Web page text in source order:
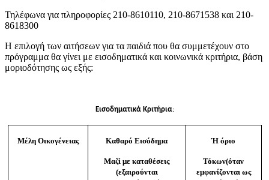
Τηλέφωνα για πληροφορίες 210-8610110, 210-8671538 και 210-
8618300
Η επιλογή των αιτήσεων για τα παιδιά που θα συμμετέχουν στο
πρόγραμμα θα γίνει με εισοδηματικά και κοινωνικά κριτήρια, βάση
μοριοδότησης ως εξής:
Εισοδηματικά Κριτήρια:
Μέλη Οικογένειας Καθαρό Εισόδημα
Μαζί με καταθέσεις
(εξαιρούνται
Ή όριο
Τόκων(όταν
εμφανίζονται ως